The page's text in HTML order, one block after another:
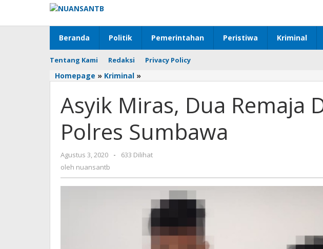
konten
Beranda Politik Pemerintahan Peristiwa Kriminal
Tentang Kami Redaksi Privacy Policy
Homepage » Kriminal »
Remaja
Diamankan
ke
Polres
Sumbawa
Asyik Miras, Dua Remaja
Polres Sumbawa
Agustus 3, 2020
oleh
-
633 Dilihat
oleh nuansantb